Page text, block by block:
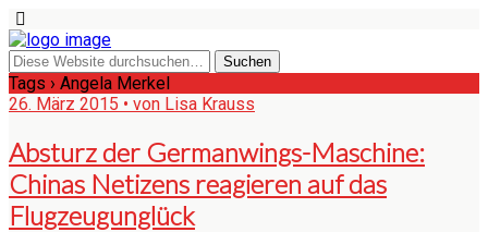
Tags › Angela Merkel
26. März 2015 • von Lisa Krauss
Absturz der Germanwings-Maschine:
Chinas Netizens reagieren auf das
Flugzeugunglück